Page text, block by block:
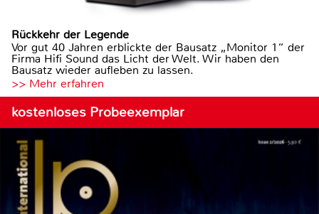
Rückkehr der Legende
Vor gut 40 Jahren erblickte der Bausatz „Monitor 1“ der
Firma Hifi Sound das Licht der Welt. Wir haben den
Bausatz wieder aufleben zu lassen.
>> Mehr erfahren
kostenloses Probeexemplar